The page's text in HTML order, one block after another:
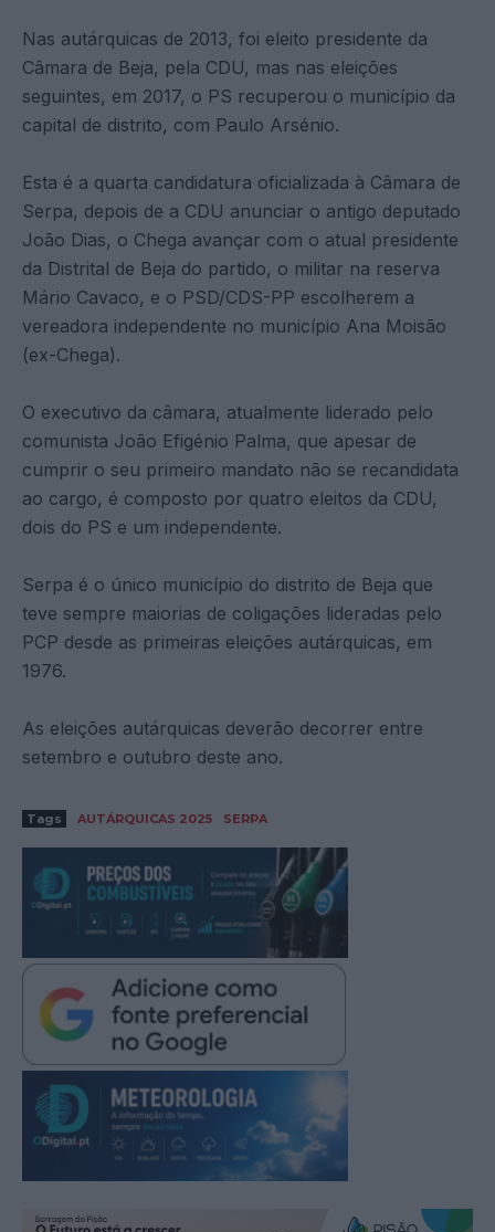
Nas autárquicas de 2013, foi eleito presidente da
Câmara de Beja, pela CDU, mas nas eleições
seguintes, em 2017, o PS recuperou o município da
capital de distrito, com Paulo Arsénio.
Esta é a quarta candidatura oficializada à Câmara de
Serpa, depois de a CDU anunciar o antigo deputado
João Dias, o Chega avançar com o atual presidente
da Distrital de Beja do partido, o militar na reserva
Mário Cavaco, e o PSD/CDS-PP escolherem a
vereadora independente no município Ana Moisão
(ex-Chega).
O executivo da câmara, atualmente liderado pelo
comunista João Efigénio Palma, que apesar de
cumprir o seu primeiro mandato não se recandidata
ao cargo, é composto por quatro eleitos da CDU,
dois do PS e um independente.
Serpa é o único município do distrito de Beja que
teve sempre maiorias de coligações lideradas pelo
PCP desde as primeiras eleições autárquicas, em
1976.
As eleições autárquicas deverão decorrer entre
setembro e outubro deste ano.
Tags AUTÁRQUICAS 2025 SERPA